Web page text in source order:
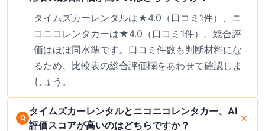
タイムズカーレンタルは★4.0（口コミ1件）、ニ
コニコレンタカーは★4.0（口コミ1件）。総合評
価はほぼ同水準です。口コミ件数も判断材料にな
るため、比較表の総合評価欄をあわせて確認しま
しょう。
タイムズカーレンタルとニコニコレンタカー、AI
評価スコアが高いのはどちらですか？